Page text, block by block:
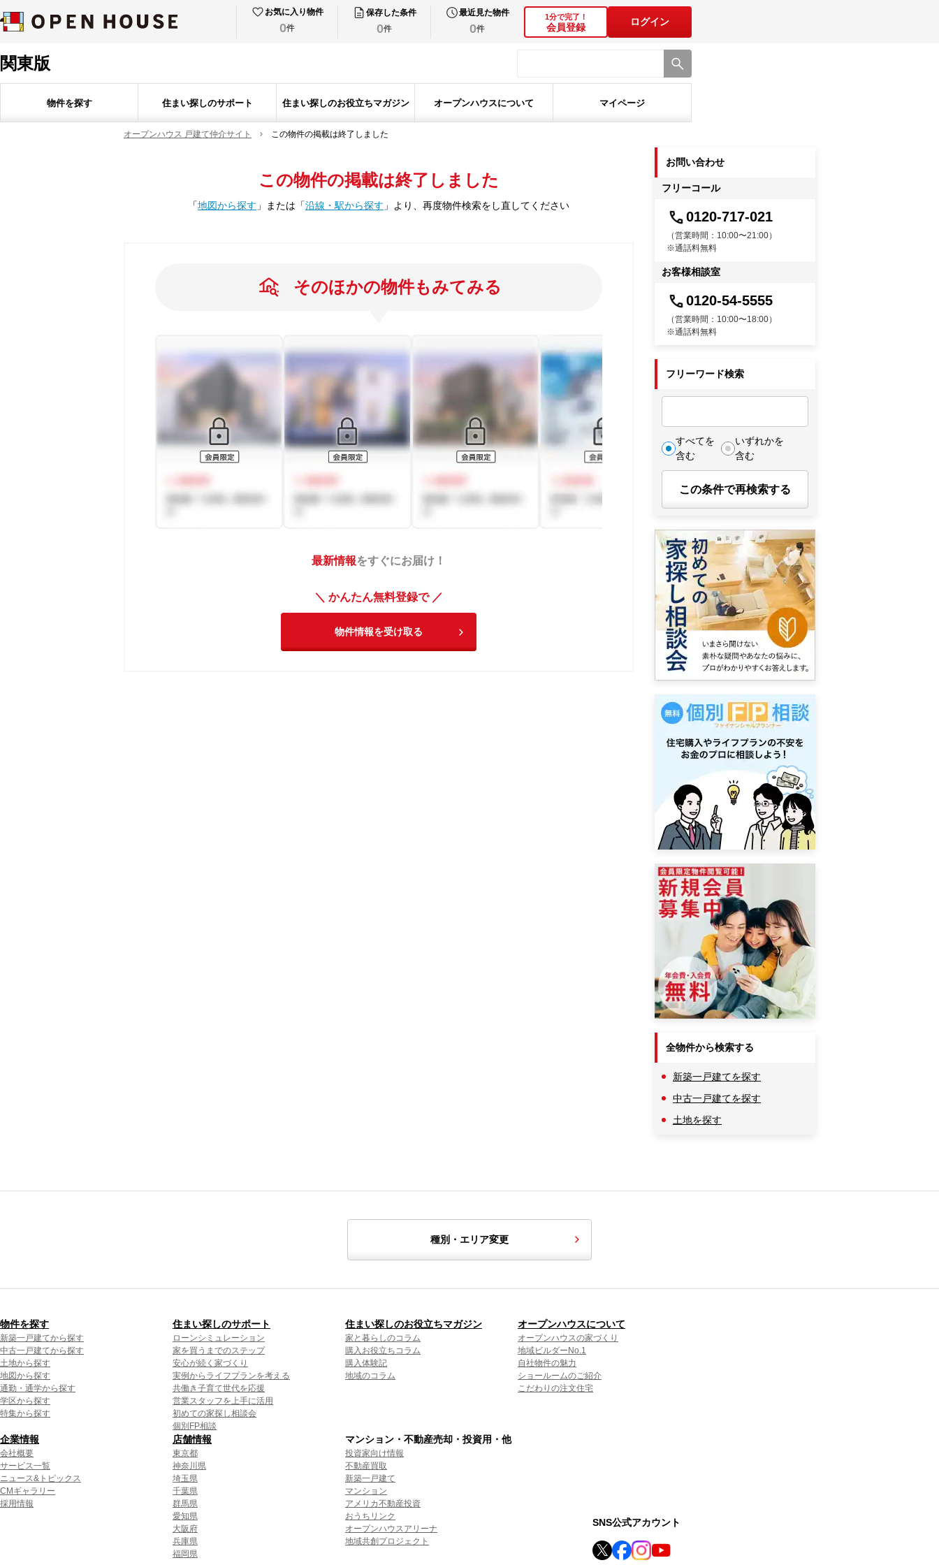
お気に入り物件
0件
保存した条件
0件
最近見た物件
0件
1分で完了！
会員登録
ログイン
関東版
物件を探す 住まい探しのサポート 住まい探しのお役立ちマガジン オープンハウスについて マイページ
オープンハウス 戸建て仲介サイト この物件の掲載は終了しました
この物件の掲載は終了しました
「地図から探す 」 または 「沿線・駅から探す 」 より、再度物件検索をし直してください
そのほかの物件もみてみる
最新情報をすぐにお届け！
＼ かんたん無料登録で ／
物件情報を受け取る
お問い合わせ
フリーコール
0120-717-021
（営業時間：10:00〜21:00）
※通話料無料
お客様相談室
0120-54-5555
（営業時間：10:00〜18:00）
※通話料無料
フリーワード検索
すべてを
含む
いずれかを
含む
この条件で再検索する
全物件から検索する
新築一戸建てを探す
中古一戸建てを探す
土地を探す
種別・エリア変更
物件を探す
新築一戸建てから探す
中古一戸建てから探す
土地から探す
地図から探す
通勤・通学から探す
学区から探す
特集から探す
住まい探しのサポート
ローンシミュレーション
家を買うまでのステップ
安心が続く家づくり
実例からライフプランを考える
共働き子育て世代を応援
営業スタッフを上手に活用
初めての家探し相談会
個別FP相談
住まい探しのお役立ちマガジン
家と暮らしのコラム
購入お役立ちコラム
購入体験記
地域のコラム
オープンハウスについて
オープンハウスの家づくり
地域ビルダーNo.1
自社物件の魅力
ショールームのご紹介
こだわりの注文住宅
企業情報
会社概要
サービス一覧
ニュース&トピックス
CMギャラリー
採用情報
店舗情報
東京都
神奈川県
埼玉県
千葉県
群馬県
愛知県
大阪府
兵庫県
福岡県
マンション・不動産売却・投資用・他
投資家向け情報
不動産買取
新築一戸建て
マンション
アメリカ不動産投資
おうちリンク
オープンハウスアリーナ
地域共創プロジェクト
SNS公式アカウント